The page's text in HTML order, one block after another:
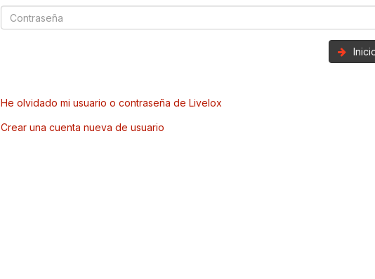
He olvidado mi usuario o contraseña de Livelox
Crear una cuenta nueva de usuario